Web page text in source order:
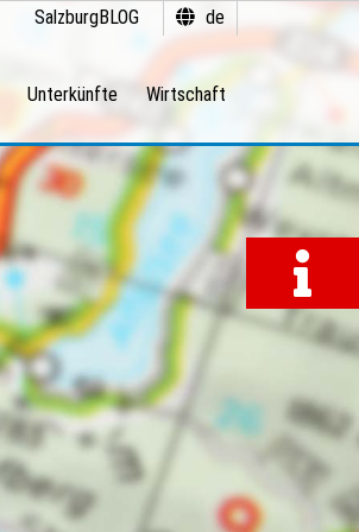
de
SalzburgBLOG
Unterkünfte Wirtschaft